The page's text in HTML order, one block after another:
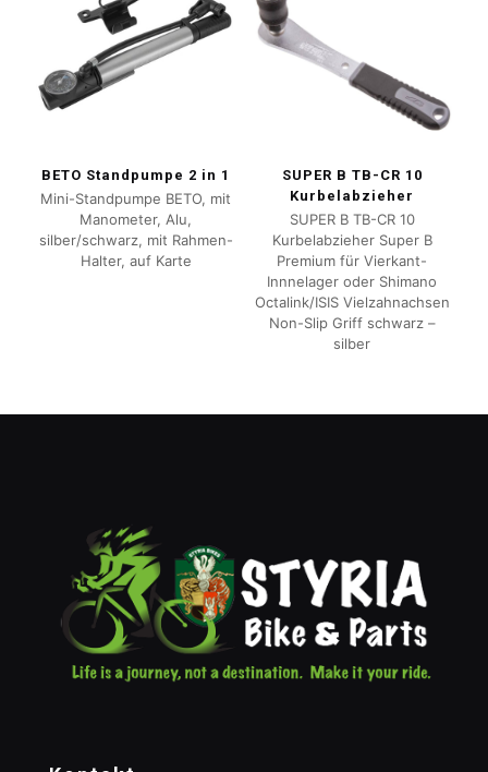
BETO Standpumpe 2 in 1
Mini-Standpumpe BETO, mit
Manometer, Alu,
silber/schwarz, mit Rahmen-
Halter, auf Karte
SUPER B TB-CR 10
Kurbelabzieher
SUPER B TB-CR 10
Kurbelabzieher Super B
Premium für Vierkant-
Innnelager oder Shimano
Octalink/ISIS Vielzahnachsen
Non-Slip Griff schwarz –
silber